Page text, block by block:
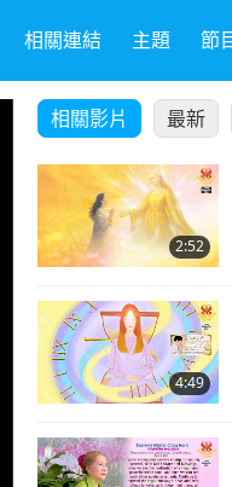
相關連結 主題 節
相關影片 最新
2:52
4:49